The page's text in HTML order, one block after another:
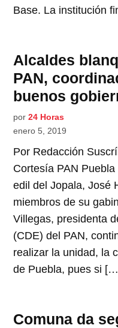
Base. La institución
Alcaldes
PAN,
buenos
por 24 Horas
enero 5, 2019
Por Redacción
Cortesía PAN
edil del Jopala, José
miembros de su
Villegas, presidenta
(CDE) del PAN,
realizar la unidad, la
de Puebla, pues si
Comuna da